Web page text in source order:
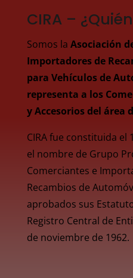
CIRA –
Somos la Asociación
Importadores de
para Vehículos de
representa a los
y Accesorios del área
CIRA fue constituida el
el nombre de Grupo
Comerciantes e
Recambios de
aprobados sus
Registro Central de
de noviembre de 1962.